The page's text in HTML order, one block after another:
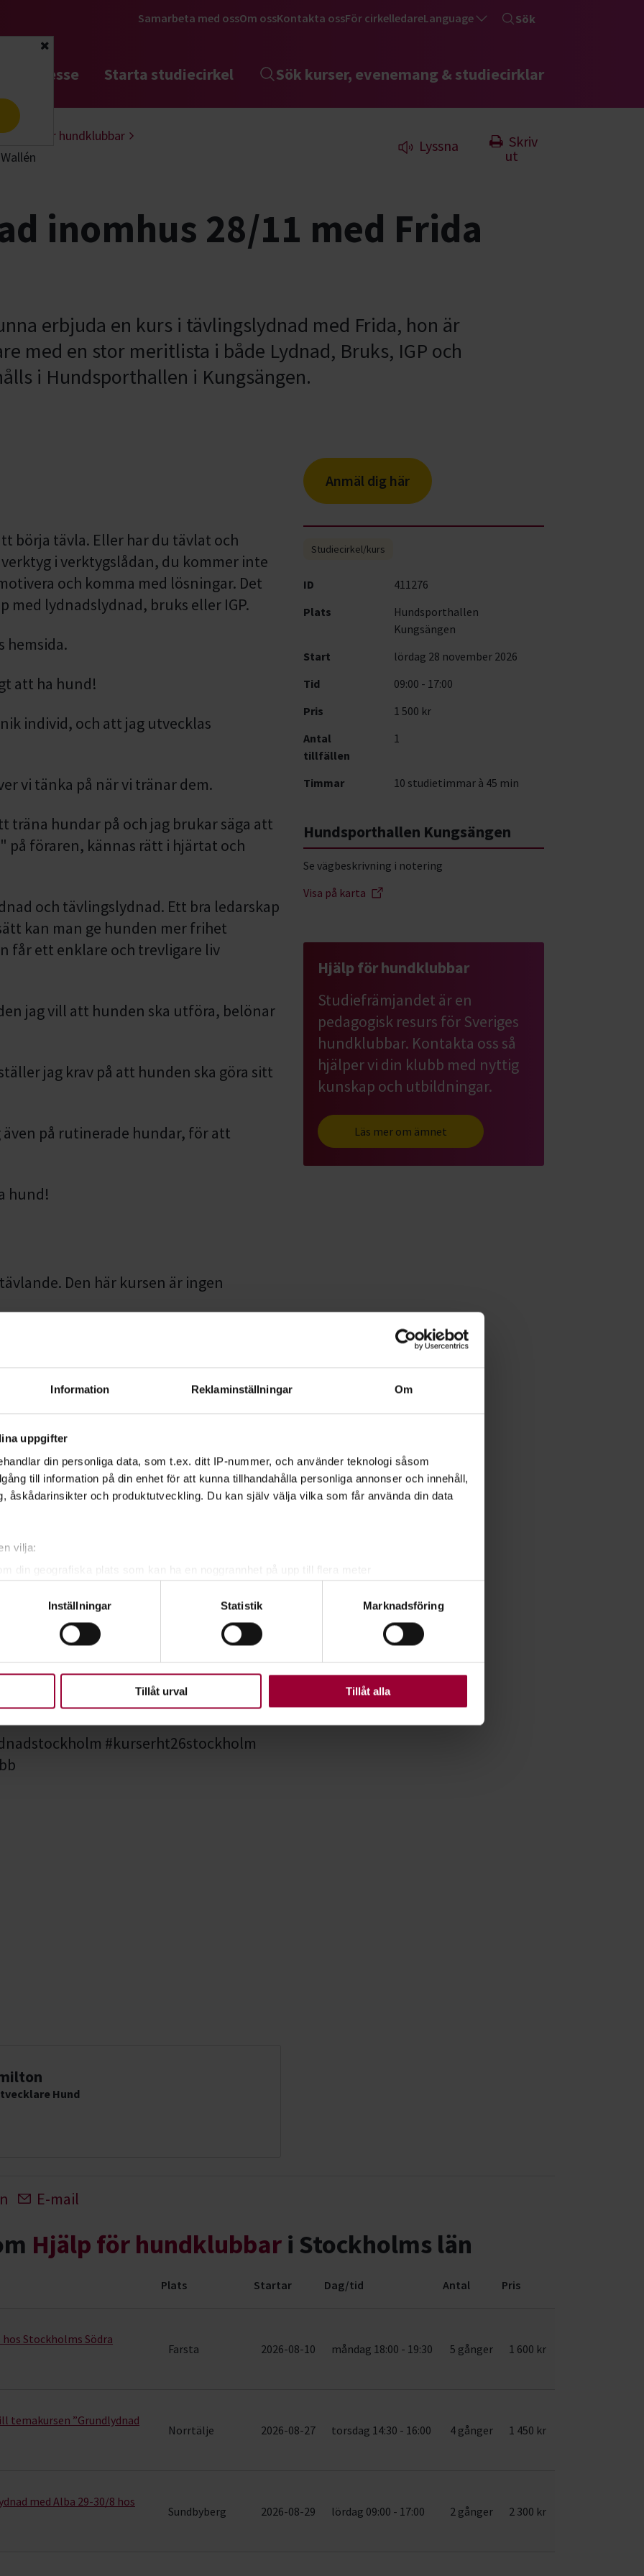
Information Reklaminställningar Om
uppgifter
din personliga data, som t.ex. ditt IP-nummer, och använder teknologi såsom
till information på din enhet för att kunna tillhandahålla personliga annonser och innehåll,
åskådarinsikter och produktutveckling. Du kan själv välja vilka som får använda din data
vilja:
din geografiska plats som kan ha en noggrannhet på upp till flera meter
uppgifter behandlas och ställ in dina preferenser i
detaljsektionen . Du kan ändra
när som helst från cookie-förklaringen.
som möjligt använder vi kakor (cookies) på vår webbplats. Vissa kakor är
Inställningar Statistik Marknadsföring
Tillåt urval Tillåt alla
Stäng
Samarbeta med ossOm ossKontakta ossFör cirkelledareLanguage Sök
intresse Starta studiecirkel Sök kurser, evenemang & studiecirklar
Hjälp för hundklubbar
Lyssna
Skriv
ut
inomhus 28/11 med Frida
erbjuda en kurs i tävlingslydnad med Frida, hon är
med en stor meritlista i både Lydnad, Bruks, IGP och
i Hundsporthallen i Kungsängen.
börja tävla. Eller har du tävlat och
i verktygslådan, du kommer inte
och komma med lösningar. Det
med lydnadslydnad, bruks eller IGP.
hemsida.
att ha hund!
individ, och att jag utvecklas
vi tänka på när vi tränar dem.
träna hundar på och jag brukar säga att
på föraren, kännas rätt i hjärtat och
och tävlingslydnad. Ett bra ledarskap
kan man ge hunden mer frihet
får ett enklare och trevligare liv
jag vill att hunden ska utföra, belönar
jag krav på att hunden ska göra sitt
på rutinerade hundar, för att
hund!
Den här kursen är ingen
i Kungsängen.
ska du vara medlem i klubben. Det finns
att få mer information om vilket
läs mer
#kurserht26stockholm
Hund
Anmäl dig här
Studiecirkel/kurs
ID
411276
Plats
Hundsporthallen
Kungsängen
Start
lördag 28 november 2026
Tid
09:00 - 17:00
Pris
1 500 kr
Antal
tillfällen
1
Timmar 10 studietimmar à 45 min
Hundsporthallen Kungsängen
Se vägbeskrivning i notering
Visa på karta
Hjälp för hundklubbar
Studiefrämjandet är en
pedagogisk resurs för Sveriges
hundklubbar. Kontakta oss så
hjälper vi din klubb med nyttig
kunskap och utbildningar.
Läs mer om ämnet
E-mail
Hjälp för hundklubbar i Stockholms län
Plats Startar Dag/tid Antal Pris
Stockholms Södra
Farsta 2026-08-10 måndag 18:00 - 19:30 5 gånger 1 600 kr
temakursen ”Grundlydnad
Norrtälje 2026-08-27 torsdag 14:30 - 16:00 4 gånger 1 450 kr
med Alba 29-30/8 hos
Sundbyberg 2026-08-29 lördag 09:00 - 17:00 2 gånger 2 300 kr